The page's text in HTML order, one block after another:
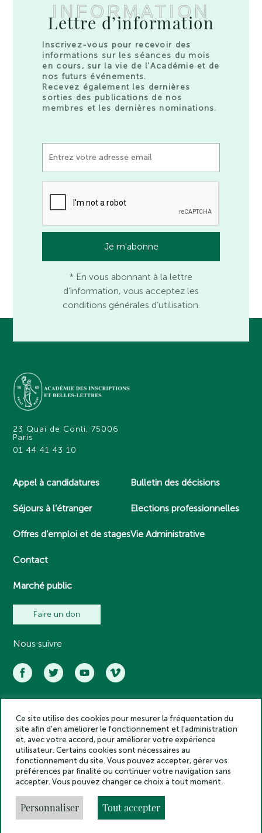
INFORMATION
Lettre d’information
Inscrivez-vous pour recevoir des
informations sur les séances du mois
en cours, sur la vie de l’Académie et de
nos futurs événements.
Recevez également les dernières
sorties des publications de nos
membres et les dernières nominations.
* En vous abonnant à la lettre
d’information, vous acceptez les
conditions générales d’utilisation.
23 Quai de Conti, 75006
Paris
01 44 41 43 10
Appel à candidatures
Séjours à l’étranger
Offres d’emploi et de stages
Contact
Marché public
Bulletin des décisions
Elections professionnelles
Vie Administrative
Faire un don
Nous suivre
Académie des inscriptions et belles lettres – Tous droits réservés
2025
Politique de confidentialité
Mentions légales
Crédits
Gestion des cookies
Made by
Ce site utilise des cookies pour mesurer la fréquentation du
site afin d’en améliorer le fonctionnement et l’administration
et, avec votre accord, pour améliorer votre expérience
utilisateur. Certains cookies sont nécessaires au
fonctionnement du site. Vous pouvez accepter, gérer vos
préférences par finalité ou continuer votre navigation sans
accepter. Vous pouvez changer ce choix à tout moment.
Personnaliser Tout accepter